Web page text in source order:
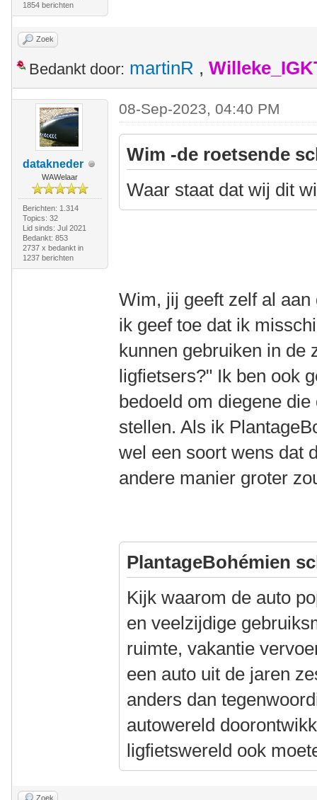
1854 berichten
Zoek
Bedankt door: martinR ,
datakneder
WAWelaar
Berichten: 1.314
Topics: 32
Lid sinds: Jul 2021
Bedankt: 853
2737 x bedankt in
1237 berichten
08-Sep-2023, 04:40 PM
Wim -de roetsende
Waar staat dat wij dit
Wim, jij geeft zelf al
ik geef toe dat ik
kunnen gebruiken in de
ligfietsers?" Ik ben ook
bedoeld om diegene
stellen. Als ik
wel een soort wens dat
andere manier groter
PlantageBohémien
Kijk waarom de auto
en veelzijdige
ruimte, vakantie
een auto uit de jaren
anders dan
autowereld
ligfietswereld ook
Zoek